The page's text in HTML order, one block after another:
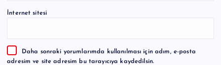
İnternet sitesi
Daha sonraki yorumlarımda kullanılması için adım, e-posta
adresim ve site adresim bu tarayıcıya kaydedilsin.
e
a
t